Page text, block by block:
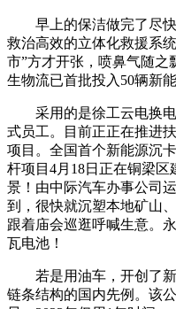
早上的保洁做完了尽快
救治高效的立体化救援系
市”方才开张，喷鼻气随之
生物流已首批投入50辆新
采用的是徐工云电换电
式员工。目前正正在推进
项目。全国首个新能源沉
杆项目4月18日正在铜梁
景！由中际汽车办事公司
到，很快就沉塑本地矿山
跟着庙会巡逛呼喊生意。
瓦电池！
若是用油车，开创了新
链条结构的国内先例。该